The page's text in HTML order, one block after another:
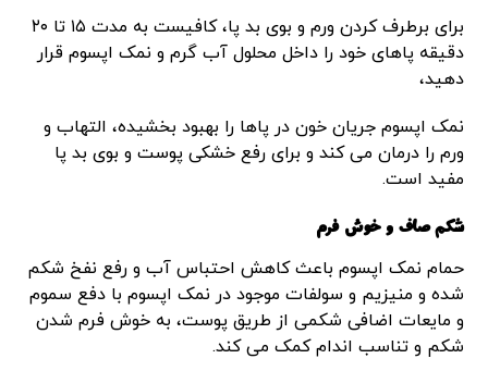
برای برطرف کردن ورم و بوی بد پا، کافیست به مدت ۱۵ تا ۲۰
دقیقه پاهای خود را داخل محلول آب گرم و نمک اپسوم قرار
دهید،
نمک اپسوم جریان خون در پاها را بهبود بخشیده، التهاب و
ورم را درمان می کند و برای رفع خشکی پوست و بوی بد پا
مفید است.
شکم صاف و خوش فرم
حمام نمک اپسوم باعث کاهش احتباس آب و رفع نفخ شکم
شده و منیزیم و سولفات موجود در نمک اپسوم با دفع سموم
و مایعات اضافی شکمی از طریق پوست، به خوش فرم شدن
شکم و تناسب اندام کمک می کند.